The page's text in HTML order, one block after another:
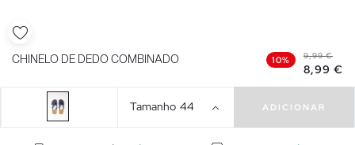
CHINELO DE DEDO COMBINADO 10% 9,99 €
8,99 €
Tamanho 44 ADICIONAR